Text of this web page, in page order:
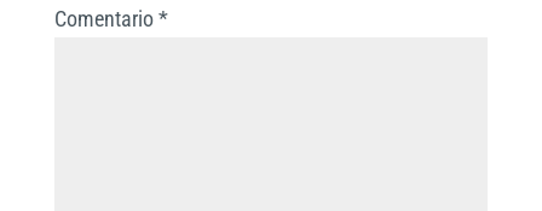
rComentario*